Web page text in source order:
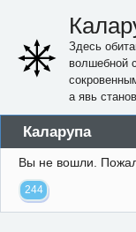
Здесь
волшебной
а явь
Каларупа
Блог
Форум
Вы не вошли.
244